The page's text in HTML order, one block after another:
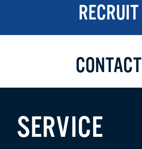
RECRUIT
CONTACT
SERVICE